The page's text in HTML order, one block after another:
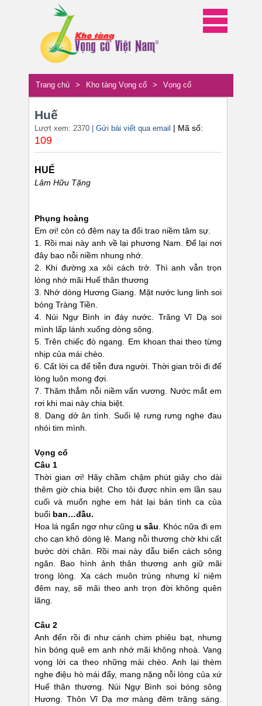
Trang chủ > Kho tàng Vọng cổ > Vọng cổ
Huế
Lượt xem: 2370 | Gửi bài viết qua email | Mã số:
109
HUẾ
Lâm Hữu Tặng
Phụng hoàng
Em ơi! còn có đêm nay ta đổi trao niềm tâm sự.
1. Rồi mai này anh về lại phương Nam. Để lại nơi
đây bao nỗi niềm nhung nhớ.
2. Khi đường xa xôi cách trở. Thì anh vẫn trọn
lòng nhớ mãi Huế thân thương
3. Nhớ dòng Hương Giang. Mặt nước lung linh soi
bóng Tràng Tiền.
4. Núi Ngự Bình in đáy nước. Trăng Vĩ Dạ soi
mình lấp lánh xuống dòng sông.
5. Trên chiếc đò ngang. Em khoan thai theo từng
nhịp của mái chèo.
6. Cất lời ca để tiễn đưa người. Thời gian trôi đi để
lòng luôn mong đợi.
7. Thăm thẳm nỗi niềm vấn vương. Nước mắt em
rơi khi mai này chia biệt.
8. Dang dở ân tình. Suối lệ rưng rưng nghe đau
nhói tim mình.
Vọng cổ
Câu 1
Thời gian ơi! Hãy chầm chậm phút giây cho dài
thêm giờ chia biệt. Cho tôi được nhìn em lần sau
cuối và muốn nghe em hát lại bản tình ca của
buổi ban…đầu.
Hoa lá ngẩn ngơ như cũng u sầu. Khóc nữa đi em
cho cạn khô dòng lệ. Mang nỗi thương chờ khi cất
bước dời chân. Rồi mai này dẫu biển cách sông
ngăn. Bao hình ảnh thân thương anh giữ mãi
trong lòng. Xa cách muôn trùng nhưng kỉ niệm
đêm nay, sẽ mãi theo anh trọn đời không quên
lãng.
Câu 2
Anh đến rồi đi như cánh chim phiêu bạt, nhưng
hìn bóng quê em anh nhớ mãi không nhoà. Vang
vọng lời ca theo những mái chèo. Anh lại thèm
nghe điệu hò mái đẩy, mang nặng nỗi lòng của xứ
Huế thân thương. Núi Ngự Bình soi bóng sông
Hương. Thôn Vĩ Dạ mơ màng đêm trăng sáng.